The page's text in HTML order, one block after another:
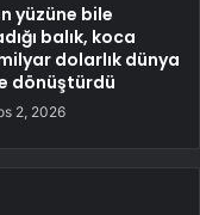
yüzüne bile
balık, koca
dolarlık dünya
dönüştürdü
2, 2026